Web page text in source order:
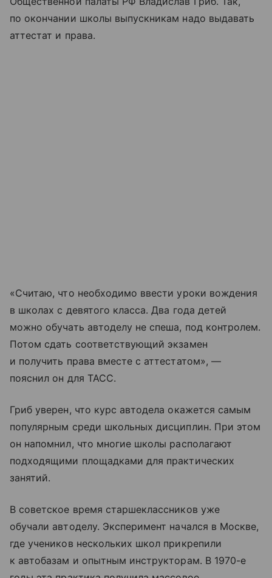
по окончании школы выпускникам надо выдавать
аттестат и права.
«Считаю, что необходимо ввести уроки вождения
в школах с девятого класса. Два года детей
можно обучать автоделу не спеша, под контролем.
Потом сдать соответствующий экзамен
и получить права вместе с аттестатом», —
пояснил он для ТАСС.
Гриб уверен, что курс автодела окажется самым
популярным среди школьных дисциплин. При этом
он напомнил, что многие школы располагают
подходящими площадками для практических
занятий.
В советское время старшеклассников уже
обучали автоделу. Эксперимент начался в Москве,
где учеников нескольких школ прикрепили
к автобазам и опытным инструкторам. В 1970-е